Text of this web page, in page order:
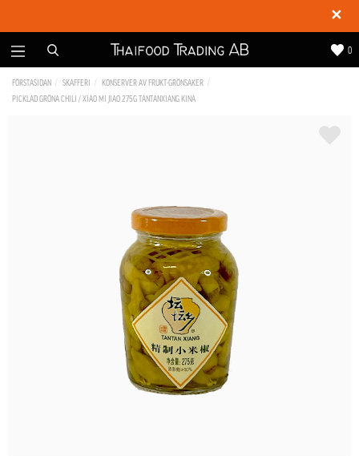
✕
0
FÖRSTASIDAN SKAFFERI
KONSERVER AV FRUKT-GRÖNSAKER
PICKLAD GRÖNA CHILI / XIAO MI JIAO 275G TANTANXIANG KINA